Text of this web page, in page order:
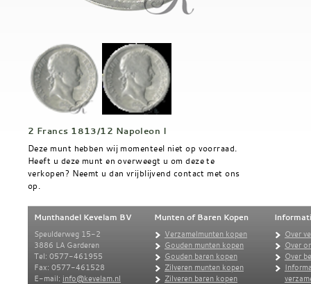
2 Francs 1813/12 Napoleon I
Deze munt hebben wij momenteel niet op voorraad.
Heeft u deze munt en overweegt u om deze te
verkopen? Neemt u dan vrijblijvend contact met ons
op.
Munthandel Kevelam BV
Speulderweg 15-2
3886 LA Garderen
Tel: 0577-461955
Fax: 0577-461528
E-mail: info@kevelam.nl
Munten of Baren Kopen
Verzamelmunten kopen
Gouden munten kopen
Gouden baren kopen
Zilveren munten kopen
Zilveren baren kopen
Over
Over
Over